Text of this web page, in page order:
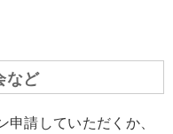
など
請していただくか、